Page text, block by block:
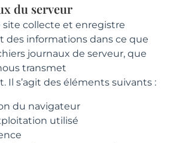
du serveur
site collecte et enregistre
informations dans ce que
journaux de serveur, que
transmet
s’agit des éléments suivants :
du navigateur
utilisé